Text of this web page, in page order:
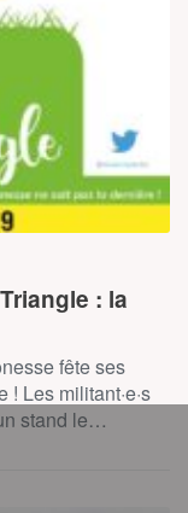
: la
fête ses
Les militant·e·s
stand le…